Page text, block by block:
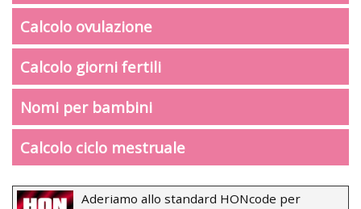
Calcolo ovulazione
Calcolo giorni fertili
Nomi per bambini
Calcolo ciclo mestruale
Aderiamo allo standard HONcode per